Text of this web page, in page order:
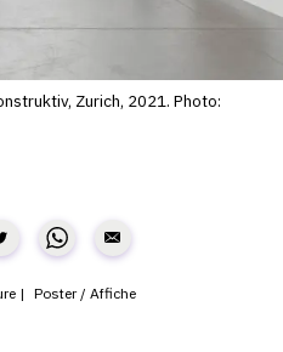
RAISONNÉ
AUX GALERISTES
ARTISTE
D'EXPO
Zurich, 2021. Photo:
Poster / Affiche